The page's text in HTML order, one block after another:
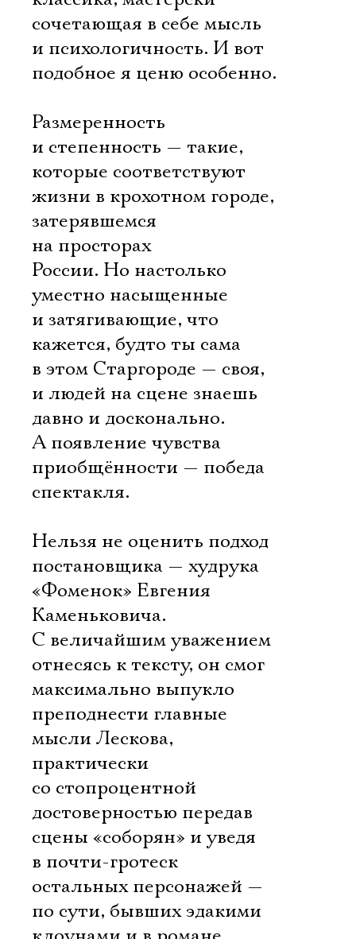
сочетающая в себе мысль
и психологичность. И вот
подобное я ценю особенно.
Размеренность
и степенность — такие,
которые соответствуют
жизни в крохотном городе,
затерявшемся
на просторах
России. Но настолько
уместно насыщенные
и затягивающие, что
кажется, будто ты сама
в этом Старгороде — своя,
и людей на сцене знаешь
давно и досконально.
А появление чувства
приобщённости — победа
спектакля.
Нельзя не оценить подход
постановщика — худрука
«Фоменок» Евгения
Каменьковича.
С величайшим уважением
отнесясь к тексту, он смог
максимально выпукло
преподнести главные
мысли Лескова,
практически
со стопроцентной
достоверностью передав
сцены «соборян» и уведя
в почти-гротеск
остальных персонажей —
по сути, бывших эдакими